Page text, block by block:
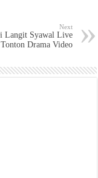
Next
Langit Syawal Live
Drama Video